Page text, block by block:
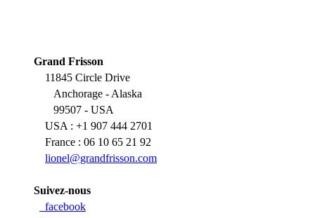
Grand Frisson
11845 Circle Drive
Anchorage - Alaska
99507 - USA
USA : +1 907 444 2701
France : 06 10 65 21 92
lionel@grandfrisson.com
Suivez-nous
facebook